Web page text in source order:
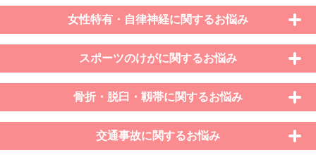
女性特有・自律神経に関するお悩み
スポーツのけがに関するお悩み
骨折・脱臼・靱帯に関するお悩み
交通事故に関するお悩み